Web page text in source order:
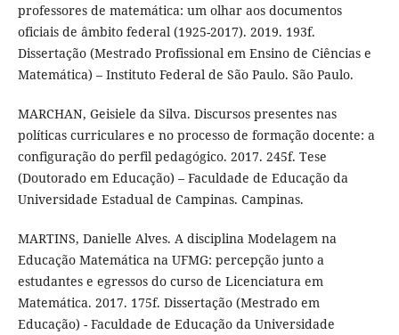
professores de matemática: um olhar aos documentos
oficiais de âmbito federal (1925-2017). 2019. 193f.
Dissertação (Mestrado Profissional em Ensino de Ciências e
Matemática) – Instituto Federal de São Paulo. São Paulo.
MARCHAN, Geisiele da Silva. Discursos presentes nas
políticas curriculares e no processo de formação docente: a
configuração do perfil pedagógico. 2017. 245f. Tese
(Doutorado em Educação) – Faculdade de Educação da
Universidade Estadual de Campinas. Campinas.
MARTINS, Danielle Alves. A disciplina Modelagem na
Educação Matemática na UFMG: percepção junto a
estudantes e egressos do curso de Licenciatura em
Matemática. 2017. 175f. Dissertação (Mestrado em
Educação) - Faculdade de Educação da Universidade